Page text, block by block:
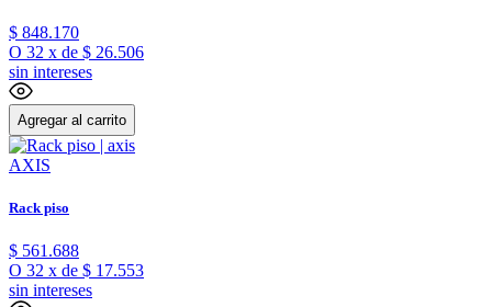
$ 848.170
O 32 x de $ 26.506
sin intereses
Agregar al carrito
AXIS
Rack piso
$ 561 .688
O 32 x de $ 17.553
sin intereses